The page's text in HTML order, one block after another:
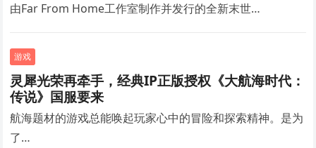
由Far From Home工作室制作并发行的全新末世…
游戏
灵犀光荣再牵手，经典IP正版授权《大航海时代：
传说》国服要来
航海题材的游戏总能唤起玩家心中的冒险和探索精神。是为
了…